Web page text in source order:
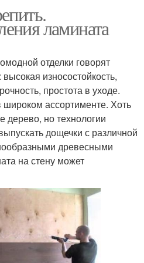
ламината
отделки говорят
износостойкость,
простота в уходе.
ассортименте. Хоть
дерево, но технологии
дощечки с различной
древесными
на стену может